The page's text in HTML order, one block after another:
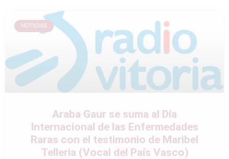
NOTICIAS
Araba Gaur se suma al Día
Internacional de las Enfermedades
Raras con el testimonio de Maribel
Telleria (Vocal del País Vasco)